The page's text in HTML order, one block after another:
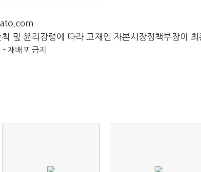
및 윤리강령에 따라 고재인 자본시장정책부장이 최
재배포 금지